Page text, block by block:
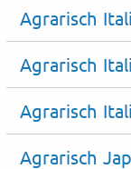
Agrarisch
Agrarisch
Agrarisch
Agrarisch